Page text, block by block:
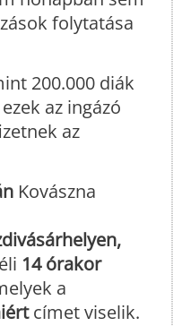
folytatása
200.000 diák
az ingázó
az
Kovászna
14 órakor
a
címet viselik.